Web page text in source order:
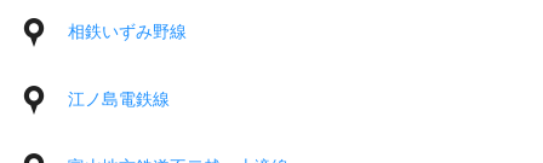
相鉄いずみ野線
江ノ島電鉄線